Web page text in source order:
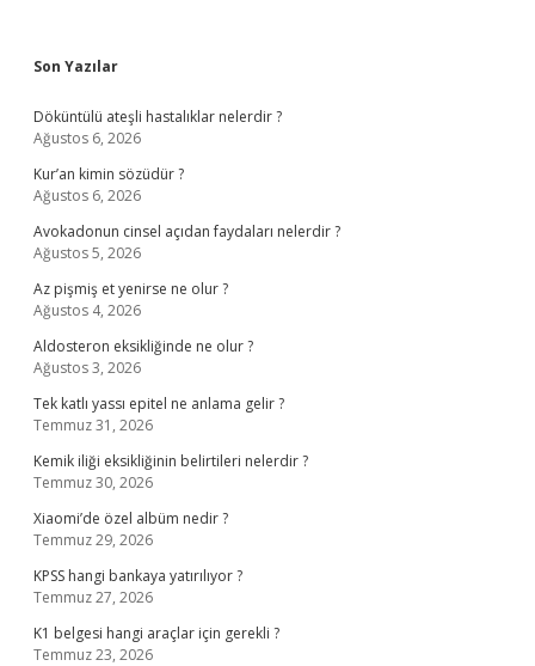
Sidebar
Son Yazılar
Döküntülü ateşli hastalıklar nelerdir ?
Ağustos 6, 2026
Kur’an kimin sözüdür ?
Ağustos 6, 2026
Avokadonun cinsel açıdan faydaları nelerdir ?
Ağustos 5, 2026
Az pişmiş et yenirse ne olur ?
Ağustos 4, 2026
Aldosteron eksikliğinde ne olur ?
Ağustos 3, 2026
Tek katlı yassı epitel ne anlama gelir ?
Temmuz 31, 2026
Kemik iliği eksikliğinin belirtileri nelerdir ?
Temmuz 30, 2026
Xiaomi’de özel albüm nedir ?
Temmuz 29, 2026
KPSS hangi bankaya yatırılıyor ?
Temmuz 27, 2026
K1 belgesi hangi araçlar için gerekli ?
Temmuz 23, 2026